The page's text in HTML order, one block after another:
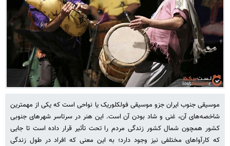
موسیقی جنوب ایران جزو موسیقی فولکلوریک یا نواحی است که یکی از مهمترین
شاخصه‌های آن، غنی و شاد بودن آن است. این هنر در سرتاسر شهرهای جنوبی
کشور همچون شمال کشور زندگی مردم را تحت تأثیر قرار داده است تا جایی
که کارآواهای مختلفی نیز وجود دارد؛ به این معنی که افراد در طول زندگی